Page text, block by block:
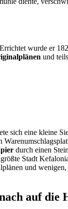
wurde er
und
sich eine kleine
durch einen
Stadt
und
auf die